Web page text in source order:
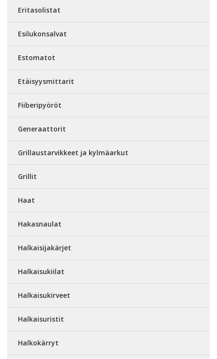
Eritasolistat
Esilukonsalvat
Estomatot
Etäisyysmittarit
Fiiberipyöröt
Generaattorit
Grillaustarvikkeet ja kylmäarkut
Grillit
Haat
Hakasnaulat
Halkaisijakärjet
Halkaisukiilat
Halkaisukirveet
Halkaisuristit
Halkokärryt